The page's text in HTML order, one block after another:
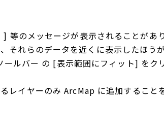
のメッセージが表示されることがあ
れらのデータを近くに表示したほう
ルバー の [表示範囲にフィット] をク
イヤーのみ ArcMap に追加すること